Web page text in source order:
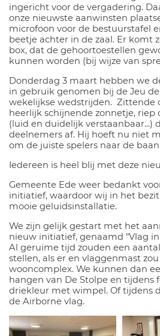
ingericht voor de vergadering.
onze nieuwste aanwinsten
microfoon voor de bestuurstafel
beetje achter in de zaal. Er komt
box, dat de gehoortoestellen
kunnen worden (bij wijze van
Donderdag 3 maart hebben we
in gebruik genomen bij de Jeu
wekelijkse wedstrijden. Zittende
heerlijk schijnende zonnetje, riep
(luid en duidelijk verstaanbaar...)
deelnemers af. Hij hoeft nu niet
om de juiste spelers naar de
Iedereen is heel blij met deze
Gemeente Ede weer bedankt
initiatief, waardoor wij in het
mooie geluidsinstallatie.
We zijn gelijk gestart met het
nieuw initiatief, genaamd "Vlag in
Al geruime tijd zouden een
stellen, als er en vlaggenmast
wooncomplex. We kunnen dan
hangen van De Stolpe en tijdens
driekleur met wimpel. Of tijdens
de Airborne vlag.